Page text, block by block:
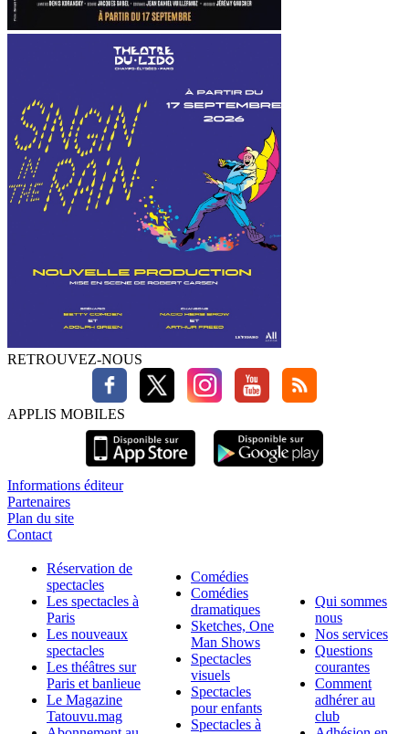
RETROUVEZ-NOUS
APPLIS MOBILES
Informations éditeur
Partenaires
Plan du site
Contact
Réservation de
spectacles
Les spectacles à
Paris
Les nouveaux
spectacles
Les théâtres sur
Paris et banlieue
Le Magazine
Tatouvu.mag
Comédies
Comédies
dramatiques
Sketches, One
Man Shows
Spectacles
visuels
Spectacles
pour enfants
Spectacles à
Qui sommes
nous
Nos services
Questions
courantes
Comment
adhérer au
club